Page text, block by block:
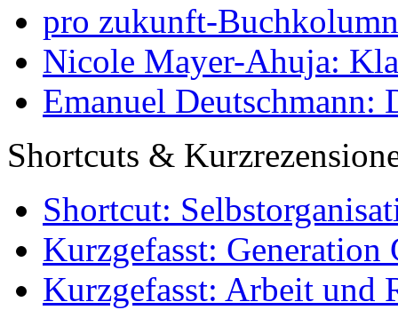
pro zukunft-
Nicole Mayer-Ahuja:
Emanuel Deutschmann:
Shortcuts &
Shortcut:
Kurzgefasst: Generation
Kurzgefasst: Arbeit und